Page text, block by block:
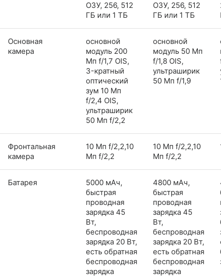
ОЗУ, 256, 512
ГБ или 1 ТБ
ОЗУ, 256, 512
ГБ или 1 ТБ
Основная
камера
основной
модуль 200
Мп f/1,7 OIS,
3-кратный
оптический
зум 10 Мп
f/2,4 OIS,
ультраширик
50 Мп f/2,2
основной
модуль 50 Мп
f/1,8 OIS,
ультраширик
50 Мп f/1,9
Фронтальная
камера
10 Мп f/2,2,10
Мп f/2,2
10 Мп f/2,2,10
Мп f/2,2
Батарея
5000 мАч,
быстрая
проводная
зарядка 45
Вт,
беспроводная
зарядка 20 Вт,
есть обратная
беспроводная
зарядка
4800 мАч,
быстрая
проводная
зарядка 45
Вт,
беспроводная
зарядка 20 Вт,
есть обратная
беспроводная
зарядка